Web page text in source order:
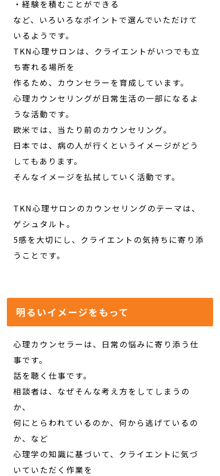
・経験を積むことができる
など、いろいろなポイントで選んでいただけて
いるようです。
TKN心理サロンは、クライエントがいつでも立
ち寄れる場所を
作るため、カウンセラーを育成しています。
心理カウンセリングが日常生活の一部になるよ
うな活動です。
欧米では、当たり前のカウンセリング。
日本では、病の人が行くというイメージがどう
してもあります。
そんなイメージを払拭していく活動です。
TKN心理サロンのカウンセリングのテーマは、
ゲシュタルト。
5感を大切にし、クライエントの気持ちに寄り添
うことです。
明るいイメージをもって
心理カウンセラーは、日常の悩みに寄り添う仕
事です。
話を聴く仕事です。
相談者は、なぜそんな考え方をしてしまうの
か、
何にとらわれているのか、何から逃げているの
か、など
心理学の知識に基づいて、クライエントに気づ
いていただく作業を